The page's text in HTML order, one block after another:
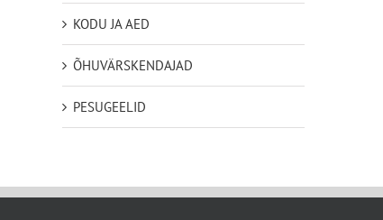
KODU JA AED
ÕHUVÄRSKENDAJAD
PESUGEELID